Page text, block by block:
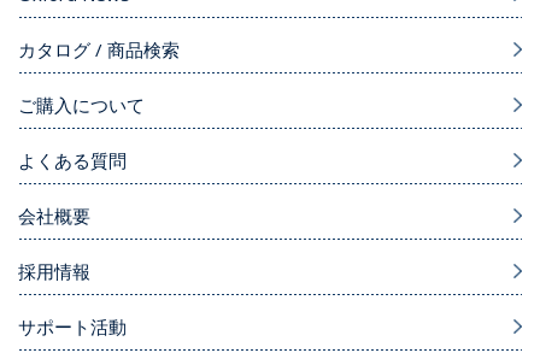
カタログ / 商品検索
ご購入について
よくある質問
会社概要
採用情報
サポート活動